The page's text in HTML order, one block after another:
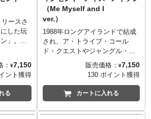
皇帝、
ラベラー」。展開されたイエロ
ー、ブルー、オレンジ、クリア
からブルーがセレクト！
ースさ
した玩
」。海
マーベ
クスも
シリー
ツが、
ーズ
： ¥7,150
ント獲得
る
（Me Myself and I
ver.）
1988年ロングアイランドで結成
され、ア・トライブ・コール
ド・クエストやジャングル・ブ
ラザーズと共にネイティブ・タ
ンを結成し、今までとは違う
HIPHOPのスタイルとなる"ニュ
ースクール"の幕開けとなった、
90年代に必要不可欠な伝説的
HIPHOPグループの一つ「デ・
販売価格： ¥7,150
130 ポイント獲得
カートに入れる